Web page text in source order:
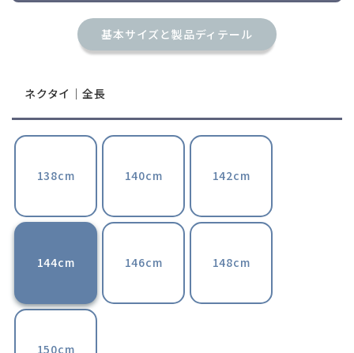
基本サイズと製品ディテール
ネクタイ｜全長
138cm 140cm 142cm
144cm 146cm 148cm
150cm